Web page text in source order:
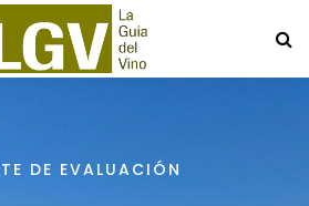
DE EVALUACIÓN